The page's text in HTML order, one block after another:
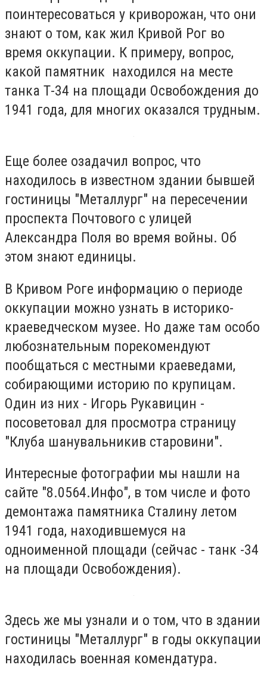
поинтересоваться у криворожан, что они
знают о том, как жил Кривой Рог во
время оккупации. К примеру, вопрос,
какой памятник находился на месте
танка Т-34 на площади Освобождения до
1941 года, для многих оказался трудным.
Еще более озадачил вопрос, что
находилось в известном здании бывшей
гостиницы "Металлург" на пересечении
проспекта Почтового с улицей
Александра Поля во время войны. Об
этом знают единицы.
В Кривом Роге информацию о периоде
оккупации можно узнать в историко-
краеведческом музее. Но даже там особо
любознательным порекомендуют
пообщаться с местными краеведами,
собирающими историю по крупицам.
Один из них - Игорь Рукавицин -
посоветовал для просмотра страницу
"Клуба шанувальникив старовини".
Интересные фотографии мы нашли на
сайте "8.0564.Инфо", в том числе и фото
демонтажа памятника Сталину летом
1941 года, находившемуся на
одноименной площади (сейчас - танк -34
на площади Освобождения).
Здесь же мы узнали и о том, что в здании
гостиницы "Металлург" в годы оккупации
находилась военная комендатура.